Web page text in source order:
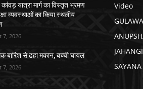
कांवड़ यात्रा मार्ग का विस्तृत भ्रमण
व्यवस्थाओं का किया स्थलीय
7, 2026
बारिश से ढहा मकान, बच्ची घायल
7, 2026
Video